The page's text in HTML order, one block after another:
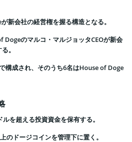
新会社の経営権を握る構造となる。
Dogeのマルコ・マルジョッタCEOが新会
。
構成され、そのうち6名はHouse of Doge
を超える投資資金を保有する。
のドージコインを管理下に置く。